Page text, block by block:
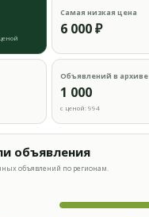
Самая низкая цена
6 000 ₽
Объявлений в архиве
1 000
с ценой: 994
объявления
объявлений по регионам.